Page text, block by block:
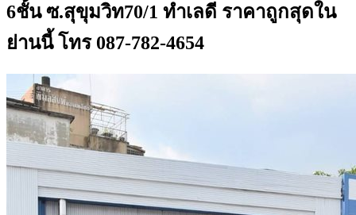
6ชั้น ซ.สุขุมวิท70/1 ทำเลดี ราคาถูกสุดใน
ย่านนี้ โทร 087-782-4654